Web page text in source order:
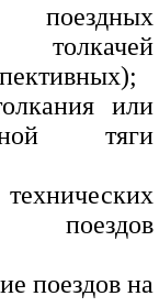
или
тяги
поездов на